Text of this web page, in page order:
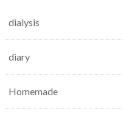
dialysis
diary
Homemade